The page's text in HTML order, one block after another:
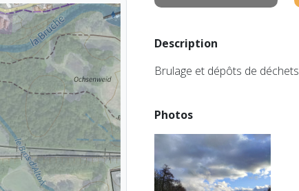
Description
Brulage et dépôts de déchets
Photos